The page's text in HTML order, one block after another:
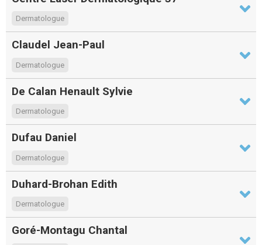
Dermatologue
Claudel Jean-Paul
Dermatologue
De Calan Henault Sylvie
Dermatologue
Dufau Daniel
Dermatologue
Duhard-Brohan Edith
Dermatologue
Goré-Montagu Chantal